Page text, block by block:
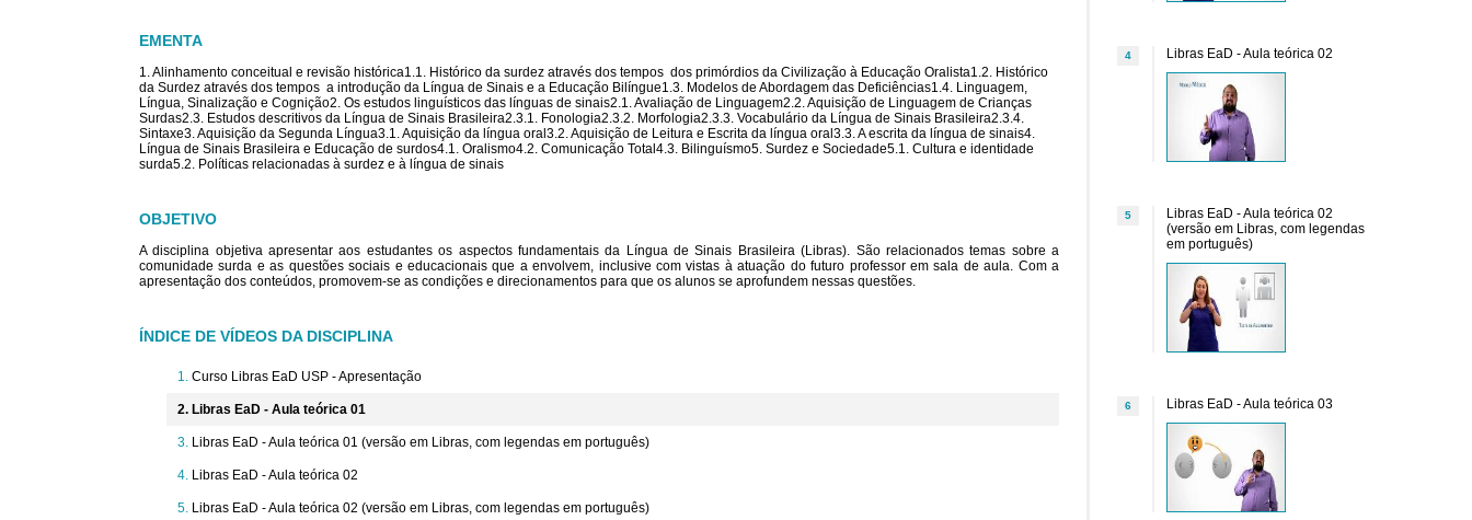
EMENTA
1. Alinhamento conceitual e revisão histórica1.1. Histórico da surdez através dos tempos  dos primórdios da Civilização à Educação Oralista1.2. Histórico
da Surdez através dos tempos  a introdução da Língua de Sinais e a Educação Bilíngue1.3. Modelos de Abordagem das Deficiências1.4. Linguagem,
Língua, Sinalização e Cognição2. Os estudos linguísticos das línguas de sinais2.1. Avaliação de Linguagem2.2. Aquisição de Linguagem de Crianças
Surdas2.3. Estudos descritivos da Língua de Sinais Brasileira2.3.1. Fonologia2.3.2. Morfologia2.3.3. Vocabulário da Língua de Sinais Brasileira2.3.4.
Sintaxe3. Aquisição da Segunda Língua3.1. Aquisição da língua oral3.2. Aquisição de Leitura e Escrita da língua oral3.3. A escrita da língua de sinais4.
Língua de Sinais Brasileira e Educação de surdos4.1. Oralismo4.2. Comunicação Total4.3. Bilinguísmo5. Surdez e Sociedade5.1. Cultura e identidade
surda5.2. Políticas relacionadas à surdez e à língua de sinais
OBJETIVO
A disciplina objetiva apresentar aos estudantes os aspectos fundamentais da Língua de Sinais Brasileira (Libras). São relacionados temas sobre a
comunidade surda e as questões sociais e educacionais que a envolvem, inclusive com vistas à atuação do futuro professor em sala de aula. Com a
apresentação dos conteúdos, promovem-se as condições e direcionamentos para que os alunos se aprofundem nessas questões.
ÍNDICE DE VÍDEOS DA DISCIPLINA
Curso Libras EaD USP - Apresentação
Libras EaD - Aula teórica 01
Libras EaD - Aula teórica 01 (versão em Libras, com legendas em português)
Libras EaD - Aula teórica 02
Libras EaD - Aula teórica 02 (versão em Libras, com legendas em português)
4 Libras EaD - Aula teórica 02
5
Libras EaD - Aula teórica 02
(versão em Libras, com legendas
em português)
6 Libras EaD - Aula teórica 03